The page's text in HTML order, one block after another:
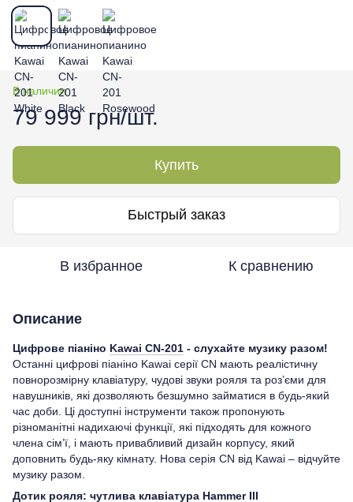
В наличии
79 999 грн/шт.
Купить
Быстрый заказ
В избранное К сравнению
Описание
Цифрове піаніно Kawai CN-201 - слухайте музику разом!
Останні цифрові піаніно Kawai серії CN мають реалістичну
повнорозмірну клавіатуру, чудові звуки рояля та роз’єми для
навушників, які дозволяють безшумно займатися в будь-який
час доби. Ці доступні інструменти також пропонують
різноманітні надихаючі функції, які підходять для кожного
члена сім’ї, і мають привабливий дизайн корпусу, який
доповнить будь-яку кімнату. Нова серія CN від Kawai – відчуйте
музику разом.
Дотик рояля: чутлива клавіатура Hammer III